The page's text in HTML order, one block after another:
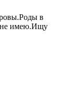
в
не имею.Ищу